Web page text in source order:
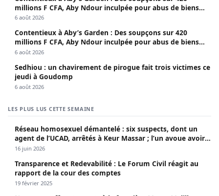
millions F CFA, Aby Ndour inculpée pour abus de biens
sociaux
6 août 2026
Contentieux à Aby’s Garden : Des soupçons sur 420
millions F CFA, Aby Ndour inculpée pour abus de biens
sociaux
6 août 2026
Sedhiou : un chavirement de pirogue fait trois victimes ce
jeudi à Goudomp
6 août 2026
LES PLUS LUS CETTE SEMAINE
Réseau homosexuel démantelé : six suspects, dont un
agent de l’UCAD, arrêtés à Keur Massar ; l’un avoue avoir
propagé le VIH depuis 2018
16 juin 2026
Transparence et Redevabilité : Le Forum Civil réagit au
rapport de la cour des comptes
19 février 2025